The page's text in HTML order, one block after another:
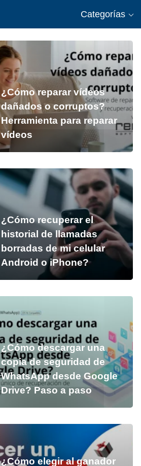
Categorías
¿Cómo reparar vídeos
dañados o corruptos?
Herramienta para reparar
vídeos
¿Cómo recuperar el
historial de llamadas
borradas de mi celular
Android o iPhone?
¿Cómo descargar una
copia de seguridad de
WhatsApp desde Google
Drive? Paso a paso
¿Cómo elegir al ganador